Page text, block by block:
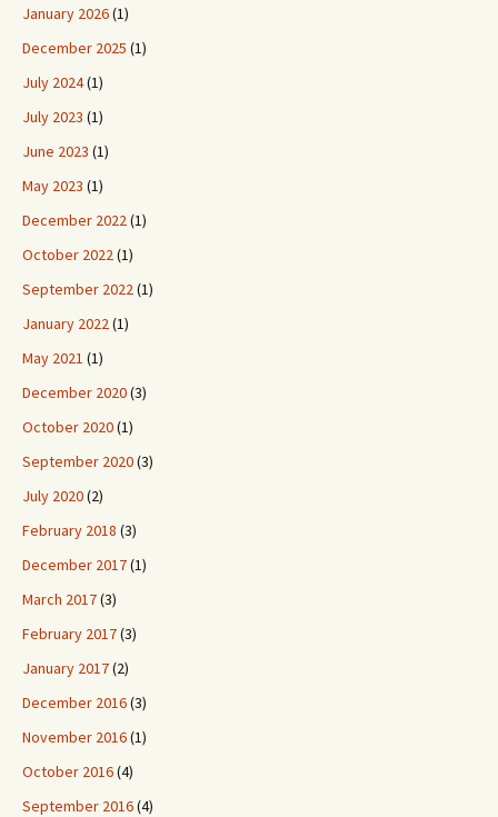
January 2026(1)
December 2025 (1)
July 2024(1)
July 2023 (1)
June 2023 (1)
May 2023 (1)
December 2022(1)
October 2022(1)
September 2022(1)
January 2022(1)
May 2021 (1)
December 2020(3)
October 2020(1)
September 2020(3)
July 2020(2)
February 2018 (3)
December 2017(1)
March 2017(3)
February 2017(3)
January 2017(2)
December 2016(3)
November 2016(1)
October 2016(4)
September 2016(4)